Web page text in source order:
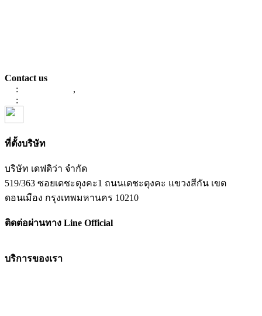
Contact us
:
,
:
ที่ตั้งบริษัท
บริษัท เดฟดิว่า จำกัด
519/363 ซอยเดชะตุงคะ1 ถนนเดชะตุงคะ แขวงสีกัน เขต
ดอนเมือง กรุงเทพมหานคร 10210
ติดต่อผ่านทาง Line Official
บริการของเรา